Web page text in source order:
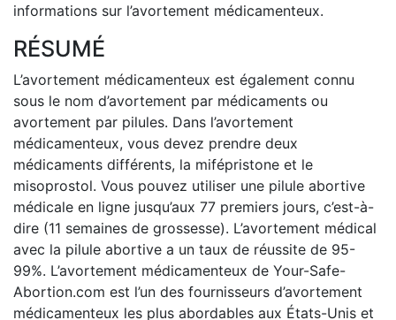
informations sur l’avortement médicamenteux.
RÉSUMÉ
L’avortement médicamenteux est également connu
sous le nom d’avortement par médicaments ou
avortement par pilules. Dans l’avortement
médicamenteux, vous devez prendre deux
médicaments différents, la mifépristone et le
misoprostol. Vous pouvez utiliser une pilule abortive
médicale en ligne jusqu’aux 77 premiers jours, c’est-à-
dire (11 semaines de grossesse). L’avortement médical
avec la pilule abortive a un taux de réussite de 95-
99%. L’avortement médicamenteux de Your-Safe-
Abortion.com est l’un des fournisseurs d’avortement
médicamenteux les plus abordables aux États-Unis et